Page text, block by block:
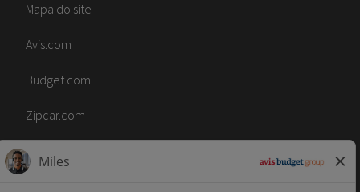
Mapa do site
Avis.com
Budget.com
Zipcar.com
Comunidade de talentos